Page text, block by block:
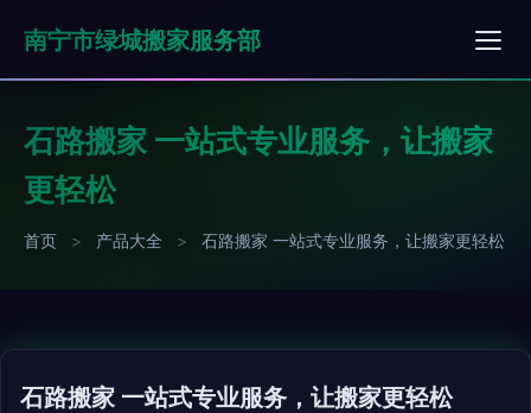
南宁市绿城搬家服务部
石路搬家 一站式专业服务，让搬家
更轻松
首页 > 产品大全 > 石路搬家 一站式专业服务，让搬家更轻松
石路搬家 一站式专业服务，让搬家更轻松